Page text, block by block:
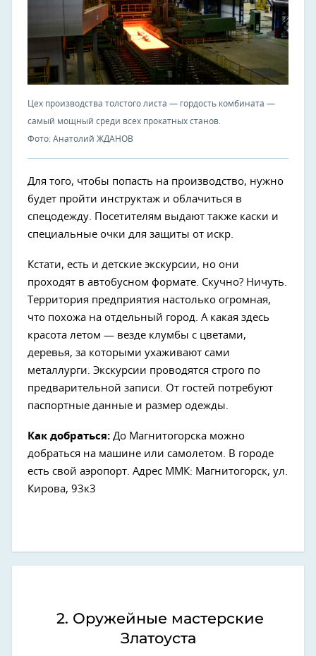
Цех производства толстого листа — гордость комбината —
самый мощный среди всех прокатных станов.
Фото: Анатолий ЖДАНОВ
Для того, чтобы попасть на производство, нужно
будет пройти инструктаж и облачиться в
спецодежду. Посетителям выдают также каски и
специальные очки для защиты от искр.
Кстати, есть и детские экскурсии, но они
проходят в автобусном формате. Скучно? Ничуть.
Территория предприятия настолько огромная,
что похожа на отдельный город. А какая здесь
красота летом — везде клумбы с цветами,
деревья, за которыми ухаживают сами
металлурги. Экскурсии проводятся строго по
предварительной записи. От гостей потребуют
паспортные данные и размер одежды.
Как добраться: До Магнитогорска можно
добраться на машине или самолетом. В городе
есть свой аэропорт. Адрес ММК: Магнитогорск, ул.
Кирова, 93к3
2. Оружейные мастерские
Златоуста